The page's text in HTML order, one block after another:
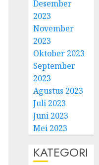
Desember
2023
November
2023
Oktober 2023
September
2023
Agustus 2023
Juli 2023
Juni 2023
Mei 2023
KATEGORI